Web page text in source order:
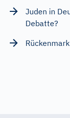
Juden in
Debatte?